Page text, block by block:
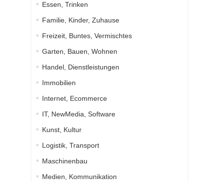
Essen, Trinken
Familie, Kinder, Zuhause
Freizeit, Buntes, Vermischtes
Garten, Bauen, Wohnen
Handel, Dienstleistungen
Immobilien
Internet, Ecommerce
IT, NewMedia, Software
Kunst, Kultur
Logistik, Transport
Maschinenbau
Medien, Kommunikation